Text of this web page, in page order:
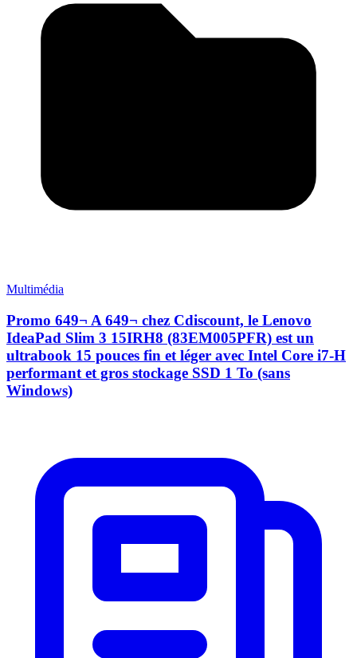
Multimédia
Promo 649¬ A 649¬ chez Cdiscount, le Lenovo
IdeaPad Slim 3 15IRH8 (83EM005PFR) est un
ultrabook 15 pouces fin et léger avec Intel Core i7-H
performant et gros stockage SSD 1 To (sans
Windows)